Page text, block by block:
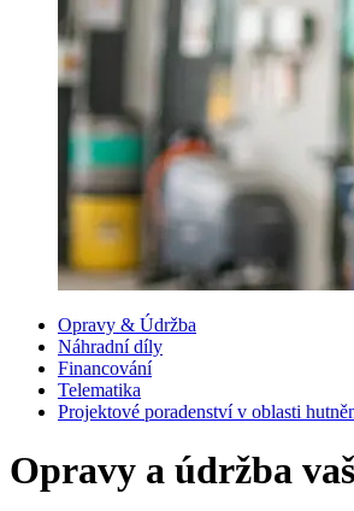
Opravy & Údržba
Náhradní díly
Financování
Telematika
Projektové poradenství v oblasti
Opravy a údržba